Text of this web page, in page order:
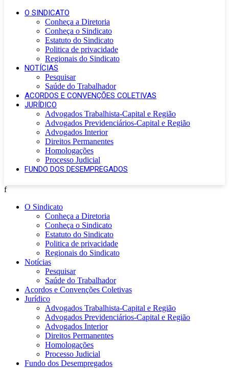
O SINDICATO
Conheça a Diretoria
Conheça o Sindicato
Estatuto do Sindicato
Politica de privacidade
Regionais do Sindicato
NOTÍCIAS
Pesquisar
Saúde do Trabalhador
ACORDOS E CONVENÇÕES COLETIVAS
JURÍDICO
Advogados Trabalhista-Capital e Região
Advogados Previdenciários-Capital e Região
Advogados Interior
Direitos Permanentes
Homologações
Processo Judicial
FUNDO DOS DESEMPREGADOS
f
O Sindicato
Conheça a Diretoria
Conheça o Sindicato
Estatuto do Sindicato
Politica de privacidade
Regionais do Sindicato
Notícias
Pesquisar
Saúde do Trabalhador
Acordos e Convenções Coletivas
Jurídico
Advogados Trabalhista-Capital e Região
Advogados Previdenciários-Capital e Região
Advogados Interior
Direitos Permanentes
Homologações
Processo Judicial
Fundo dos Desempregados